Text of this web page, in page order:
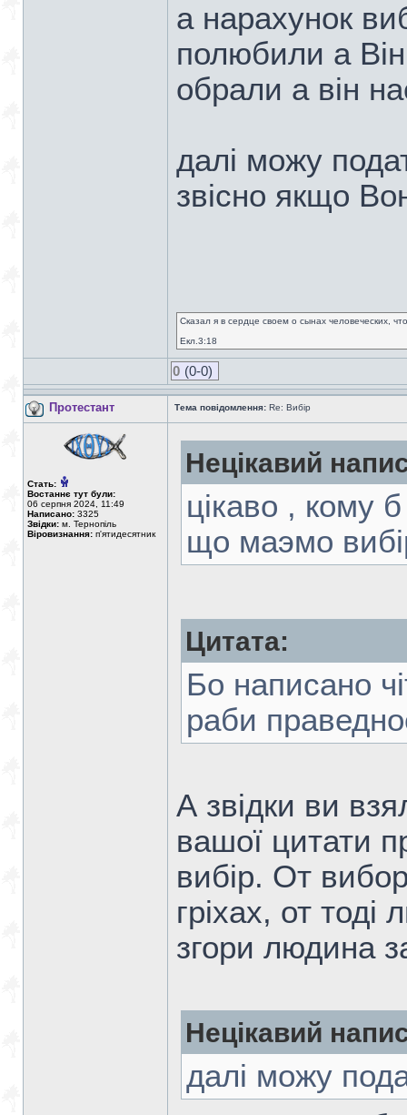
а нарахунок
полюбили а
обрали а вiн
далi можу
звiсно якщо
Сказал я в сердце своем о сынах человеческих,
Екл.3:18
0 (0-0)
Протестант Тема повідомлення: Re: Вибір
Стать:
Востаннє тут були:
06 серпня 2024, 11:49
Написано: 3325
Звідки: м. Тернопіль
Віровизнання: п'ятидесятник
Нецікавий
цiкаво , кому
що маэмо
Цитата:
Бо написано
раби
А звідки ви
вашої цитати
вибір. От
гріхах, от
згори людина
Нецікавий
далi можу